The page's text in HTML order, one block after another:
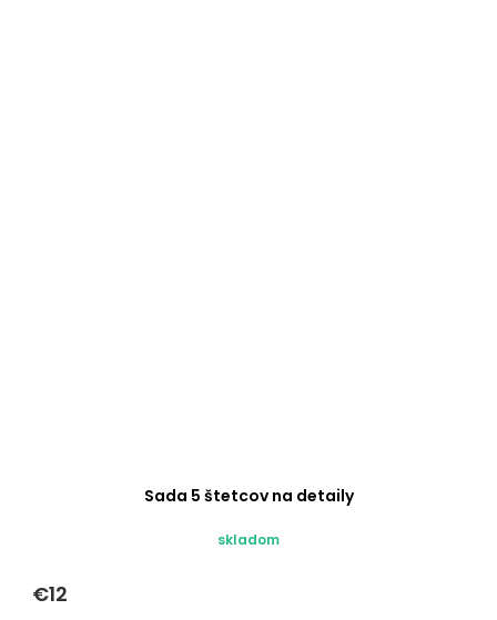
Sada 5 štetcov na detaily
skladom
€12